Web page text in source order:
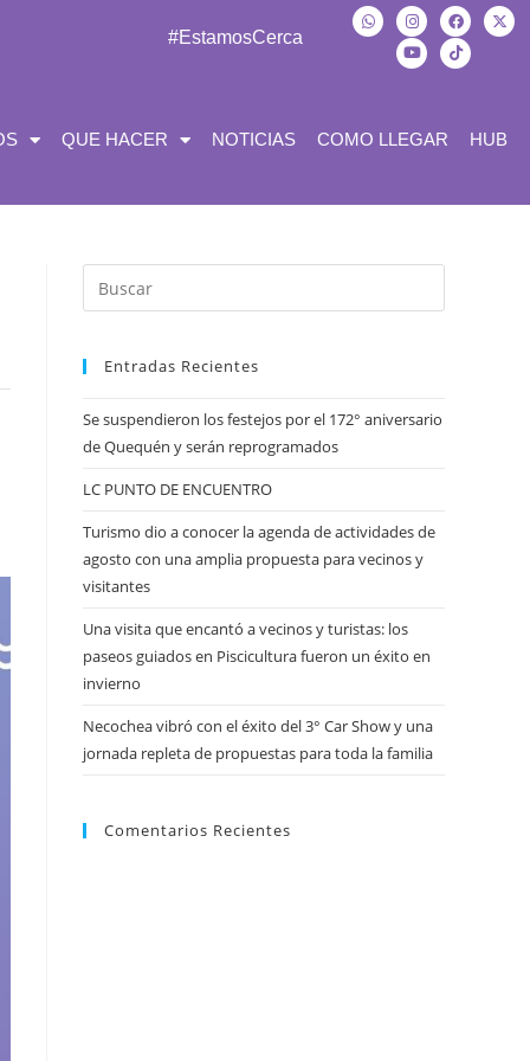
#EstamosCerca
QUE HACER NOTICIAS COMO LLEGAR HUB
Entradas Recientes
Se suspendieron los festejos por el 172° aniversario
de Quequén y serán reprogramados
LC PUNTO DE ENCUENTRO
Turismo dio a conocer la agenda de actividades de
agosto con una amplia propuesta para vecinos y
visitantes
Una visita que encantó a vecinos y turistas: los
paseos guiados en Piscicultura fueron un éxito en
invierno
Necochea vibró con el éxito del 3° Car Show y una
jornada repleta de propuestas para toda la familia
Comentarios Recientes